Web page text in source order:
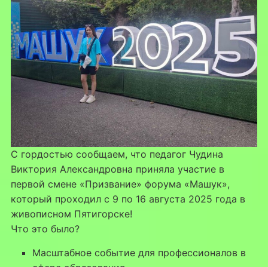
С гордостью сообщаем, что педагог Чудина
Виктория Александровна приняла участие в
первой смене «Призвание» форума «Машук»,
который проходил с 9 по 16 августа 2025 года в
живописном Пятигорске!
Что это было?
Масштабное событие для профессионалов в